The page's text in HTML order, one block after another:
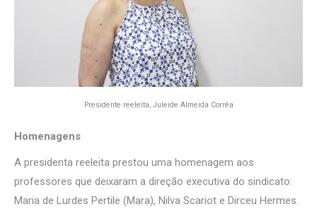
Presidente reeleita, Juleide Almeida Corrêa
Homenagens
A presidenta reeleita prestou uma homenagem aos
professores que deixaram a direção executiva do sindicato:
Maria de Lurdes Pertile (Mara), Nilva Scariot e Dirceu Hermes.